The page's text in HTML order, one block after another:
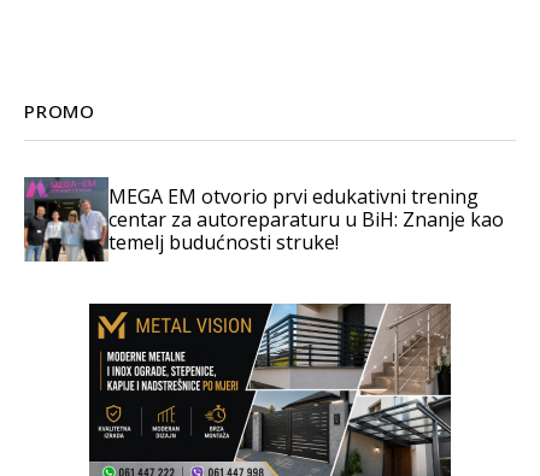
PROMO
MEGA EM otvorio prvi edukativni trening
centar za autoreparaturu u BiH: Znanje kao
temelj budućnosti struke!